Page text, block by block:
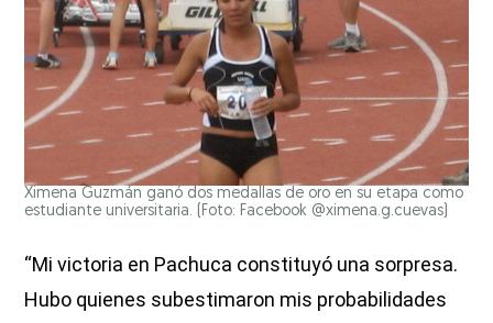
Ximena Guzmán ganó dos medallas de oro en su etapa como
estudiante universitaria. (Foto: Facebook @ximena.g.cuevas)
“Mi victoria en Pachuca constituyó una sorpresa.
Hubo quienes subestimaron mis probabilidades